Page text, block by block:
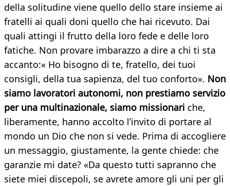
della solitudine viene quello dello stare insieme ai
fratelli ai quali doni quello che hai ricevuto. Dai
quali attingi il frutto della loro fede e delle loro
fatiche. Non provare imbarazzo a dire a chi ti sta
accanto:« Ho bisogno di te, fratello, dei tuoi
consigli, della tua sapienza, del tuo conforto». Non
siamo lavoratori autonomi, non prestiamo servizio
per una multinazionale, siamo missionari che,
liberamente, hanno accolto l’invito di portare al
mondo un Dio che non si vede. Prima di accogliere
un messaggio, giustamente, la gente chiede: che
garanzie mi date? «Da questo tutti sapranno che
siete miei discepoli, se avrete amore gli uni per gli